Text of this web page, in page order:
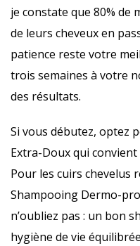
je constate que 80% de
de leurs cheveux en
patience reste votre
trois semaines à votre
des résultats.
Si vous débutez, optez
Extra-Doux qui
Pour les cuirs chevelus
Shampooing Dermo-
n’oubliez pas : un bon
hygiène de vie